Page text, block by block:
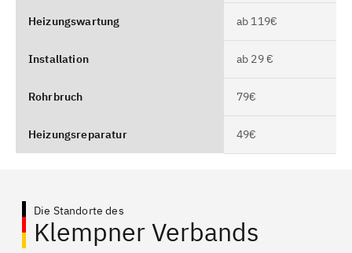
Heizungswartung ab 119€
Installation ab 29 €
Rohrbruch 79€
Heizungsreparatur 49€
Die Standorte des
Klempner Verbands